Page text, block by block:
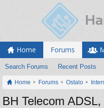
Home Forums
Search Forums Recent Posts
Home Forums Ostalo
BH Telecom